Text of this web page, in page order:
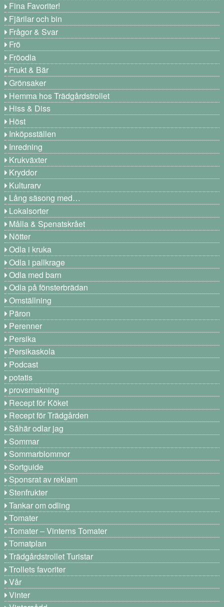
Fina Favoriter!
Fjärilar och bin
Frågor & Svar
Frö
Fröodla
Frukt & Bär
Grönsaker
Hemma hos Trädgårdstrollet
Hiss & Diss
Höst
Inköpsställen
Inredning
Krukväxter
Kryddor
Kulturarv
Lång säsong med…
Lokalsorter
Målla & Spenatskrået
Nötter
Odla i kruka
Odla i pallkrage
Odla med barn
Odla på fönsterbrädan
Omställning
Päron
Perenner
Persika
Persikaskola
Podcast
potatis
provsmakning
Recept för Köket
Recept för Trädgården
Såhär odlar jag
Sommar
Sommarblommor
Sortguide
Sponsrat av reklam
Stenfrukter
Tankar om odling
Tomater
Tomater – Vinterns Tomater
Tomatplan
Trädgårdstrollet Turistar
Trollets favoriter
Vår
Vinter